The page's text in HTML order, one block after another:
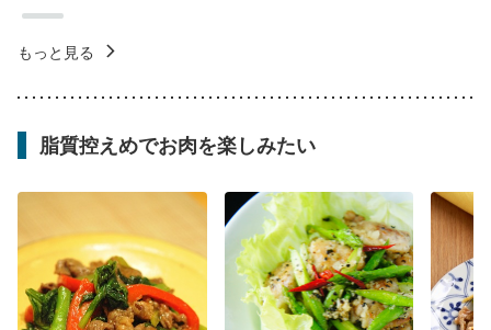
もっと見る
脂質控えめでお肉を楽しみたい